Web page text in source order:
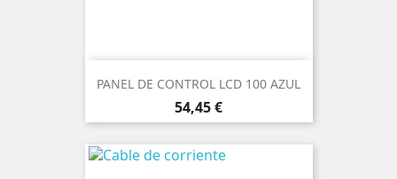
PANEL DE CONTROL LCD 100 AZUL
Precio
54,45 €